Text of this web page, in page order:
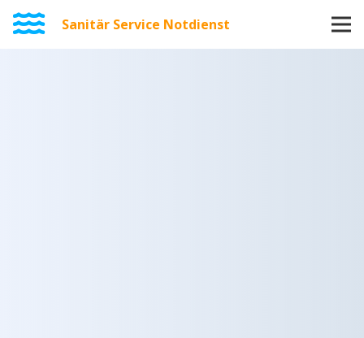
Sanitär Service Notdienst